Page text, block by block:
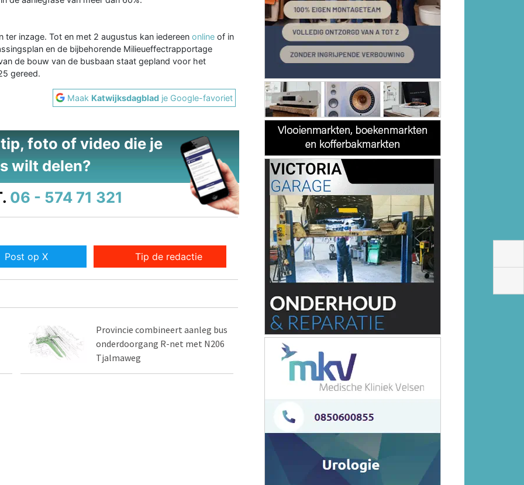
inzage. Tot en met 2 augustus kan iedereen online of in
en de bijbehorende Milieueffectrapportage
de bouw van de busbaan staat gepland voor het
gereed.
Maak Katwijksdagblad je Google-favoriet
foto of video die je
wilt delen?
06 - 574 71 321
Post op X Tip de redactie
Provincie combineert aanleg bus
onderdoorgang R-net met N206
Tjalmaweg